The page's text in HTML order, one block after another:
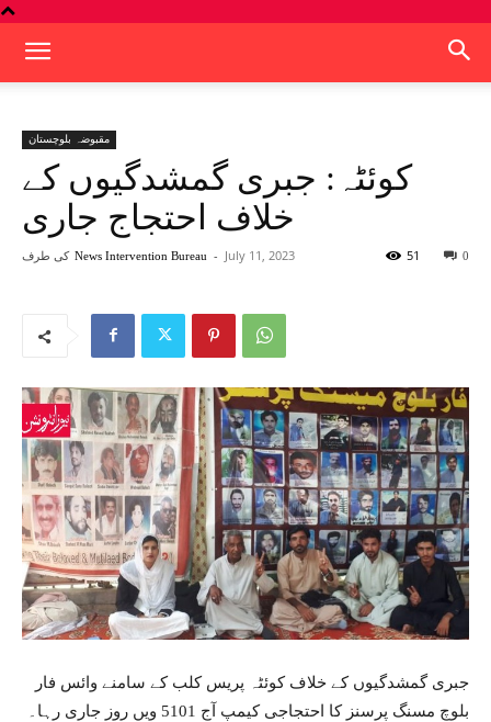
مقبوضہ بلوچستان
کوئٹہ: جبری گمشدگیوں کے
خلاف احتجاج جاری
کی طرف News Intervention Bureau - July 11, 2023 0
51
جبری گمشدگیوں کے خلاف کوئٹہ پریس کلب کے سامنے وائس فار
بلوچ مسنگ پرسنز کا احتجاجی کیمپ آج 5101 ویں روز جاری رہا۔